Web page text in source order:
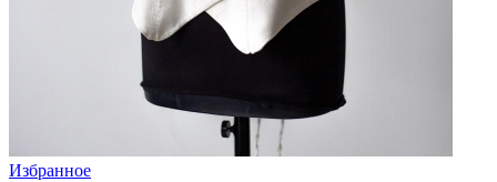
Избранное